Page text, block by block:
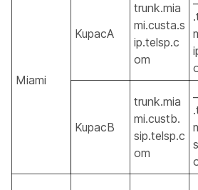
Miami
KupacA
trunk.mia
mi.custa.s
ip.telsp.c
om
KupacB
trunk.mia
mi.custb.
sip.telsp.c
om